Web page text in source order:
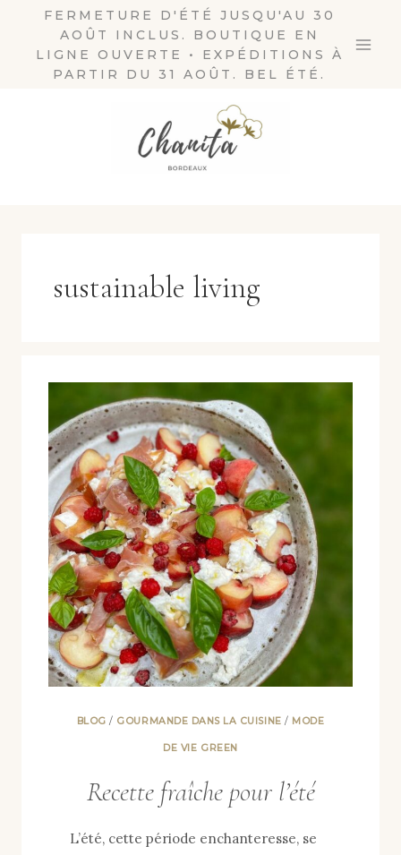
FERMETURE D'ÉTÉ JUSQU'AU 30
AOÛT INCLUS. BOUTIQUE EN
LIGNE OUVERTE • EXPÉDITIONS À
PARTIR DU 31 AOÛT. BEL ÉTÉ.
sustainable living
BLOG / GOURMANDE DANS LA CUISINE / MODE
DE VIE GREEN
Recette fraîche pour l’été
L’été, cette période enchanteresse, se